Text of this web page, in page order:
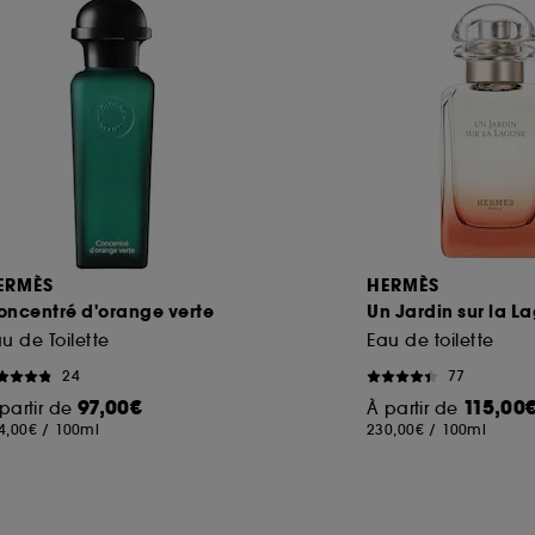
d'orange verte
de Toilette
24
de 97,00€
/ 100ml
HERMÈS
Un Jardin sur la
Eau de toilette
77
À partir de
230,00€ / 100ml